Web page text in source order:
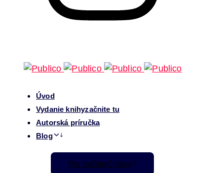
Úvod
Vydanie knihyzačnite tu
Autorská príručka
Blog
Pre začiatočníkov